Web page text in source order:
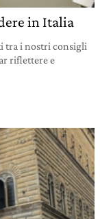
in Italia
tra i nostri consigli
riflettere e